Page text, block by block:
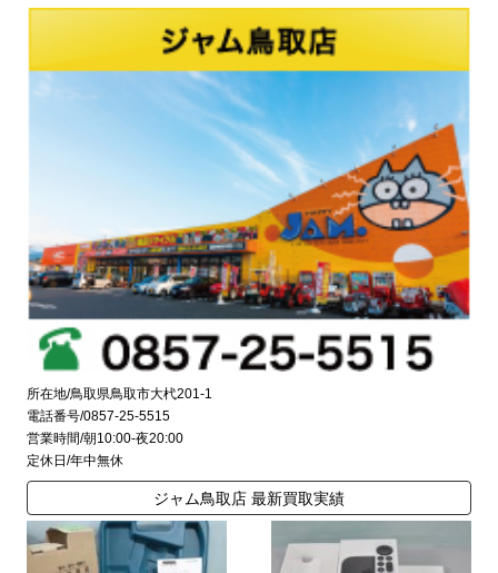
所在地/鳥取県鳥取市大杙201-1
電話番号/0857-25-5515
営業時間/朝10:00-夜20:00
定休日/年中無休
ジャム鳥取店 最新買取実績